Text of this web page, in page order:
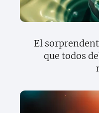
El
que todos